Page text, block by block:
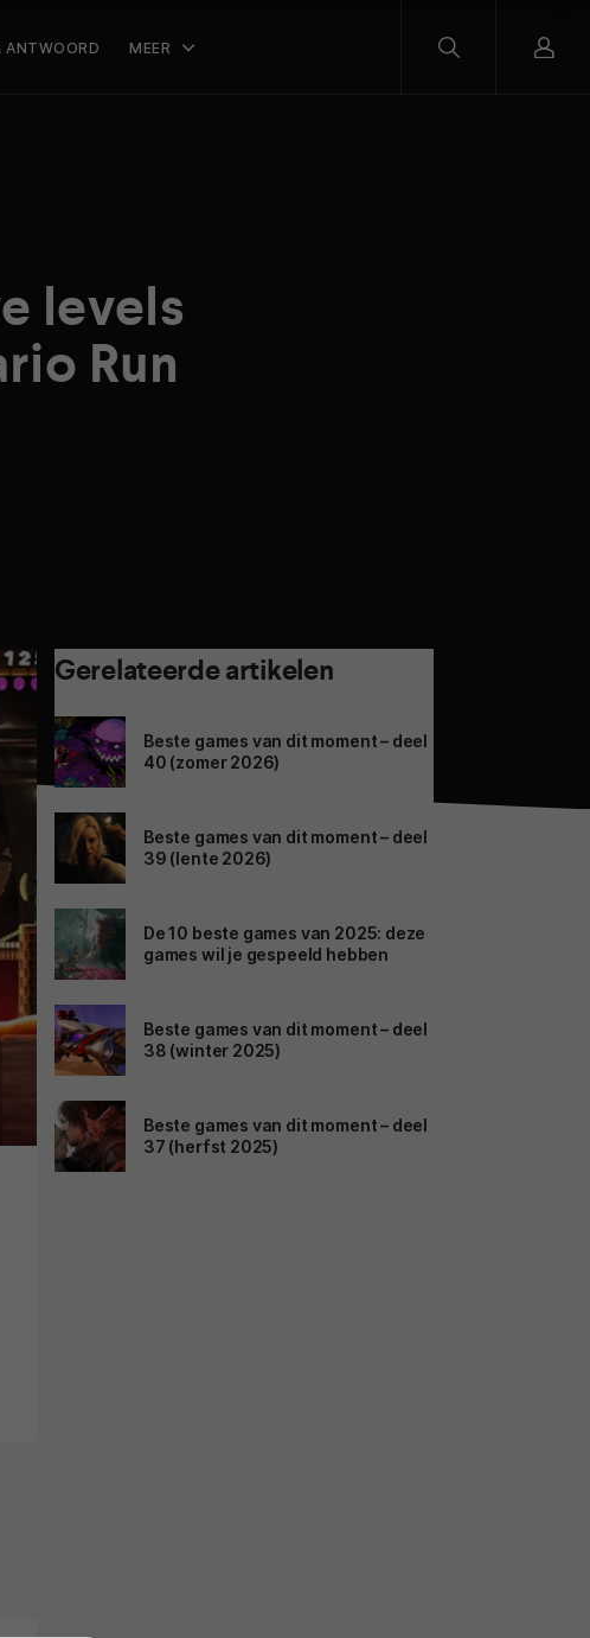
ANTWOORD MEER
levels
Run
Gerelateerde artikelen
Beste games van dit moment – deel
40 (zomer 2026)
Beste games van dit moment – deel
39 (lente 2026)
De 10 beste games van 2025: deze
games wil je gespeeld hebben
Beste games van dit moment – deel
38 (winter 2025)
Beste games van dit moment – deel
37 (herfst 2025)